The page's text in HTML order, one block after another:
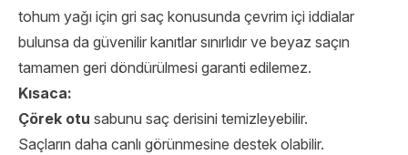
tohum yağı için gri saç konusunda çevrim içi iddialar
bulunsa da güvenilir kanıtlar sınırlıdır ve beyaz saçın
tamamen geri döndürülmesi garanti edilemez.
Kısaca:
Çörek otu sabunu saç derisini temizleyebilir.
Saçların daha canlı görünmesine destek olabilir.